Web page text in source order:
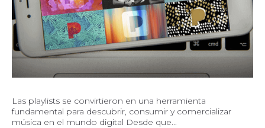
Las playlists se convirtieron en una herramienta
fundamental para descubrir, consumir y comercializar
música en el mundo digital Desde que...